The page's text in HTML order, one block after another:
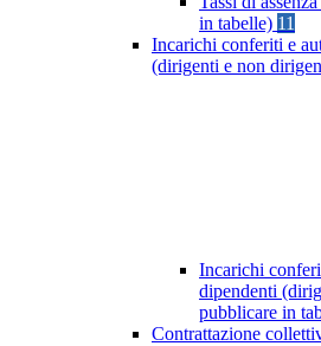
in tabelle) 11
Incarichi conferiti e
(dirigenti e non
Incarichi
dipendenti
pubblicare in
Contrattazione